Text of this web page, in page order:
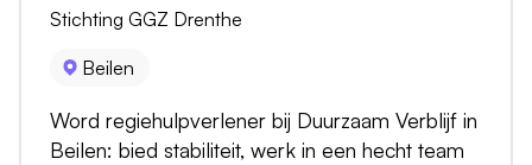
Stichting GGZ Drenthe
Beilen
Word regiehulpverlener bij Duurzaam Verblijf in
Beilen: bied stabiliteit, werk in een hecht team